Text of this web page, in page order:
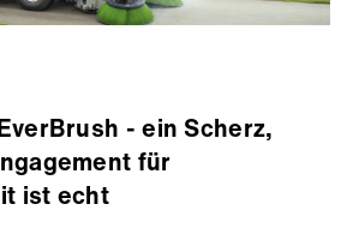
- ein Scherz,
für
ist echt